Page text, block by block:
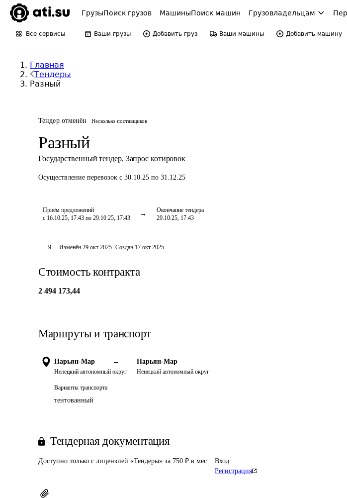
ГрузыПоиск грузов МашиныПоиск машин Грузовладельцам
Все сервисы Ваши грузы Добавить груз Ваши машины Добавить машину
Главная
Тендеры
Разный
Тендер отменён Несколько поставщиков
Разный
Государственный тендер, Запрос котировок
Осуществление перевозок с 30.10.25 по 31.12.25
Приём предложений
с 16.10.25, 17:43 по 29.10.25, 17:43
Окончание тендера
29.10.25, 17:43
9 Изменён 29 окт 2025. Создан 17 окт 2025
Стоимость контракта
2 494 173,44
Маршруты и транспорт
Нарьян-Мар →
Ненецкий автономный округ
Нарьян-Мар
Ненецкий автономный округ
Варианты транспорта
тентованный
Тендерная документация
Доступно только с лицензией «Тендеры» за 750 ₽ в мес
Вход
Регистрация